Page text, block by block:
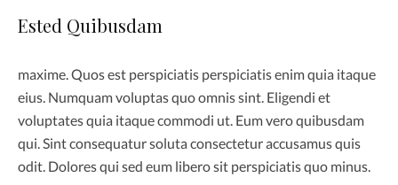
Ested Quibusdam
maxime. Quos est perspiciatis perspiciatis enim quia itaque
eius. Numquam voluptas quo omnis sint. Eligendi et
voluptates quia itaque commodi ut. Eum vero quibusdam
qui. Sint consequatur soluta consectetur accusamus quis
odit. Dolores qui sed eum libero sit perspiciatis quo minus.